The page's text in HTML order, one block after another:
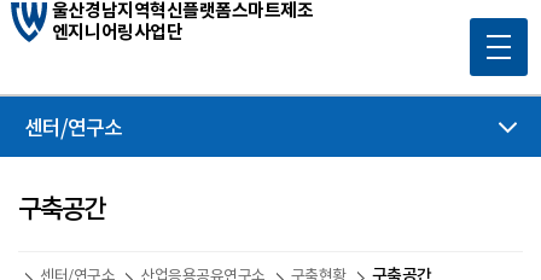
울산경남지역혁신플랫폼스마트제조
엔지니어링사업단
센터/연구소
구축공간
구축공간